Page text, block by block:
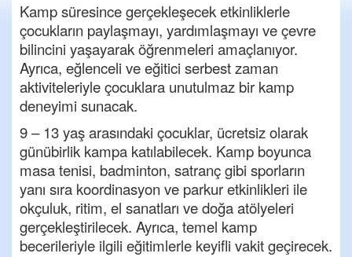
Kamp süresince gerçekleşecek etkinliklerle
çocukların paylaşmayı, yardımlaşmayı ve çevre
bilincini yaşayarak öğrenmeleri amaçlanıyor.
Ayrıca, eğlenceli ve eğitici serbest zaman
aktiviteleriyle çocuklara unutulmaz bir kamp
deneyimi sunacak.
9 – 13 yaş arasındaki çocuklar, ücretsiz olarak
günübirlik kampa katılabilecek. Kamp boyunca
masa tenisi, badminton, satranç gibi sporların
yanı sıra koordinasyon ve parkur etkinlikleri ile
okçuluk, ritim, el sanatları ve doğa atölyeleri
gerçekleştirilecek. Ayrıca, temel kamp
becerileriyle ilgili eğitimlerle keyifli vakit geçirecek.